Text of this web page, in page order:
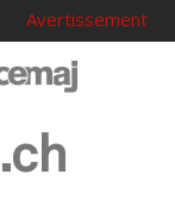
Avertissement
.ch